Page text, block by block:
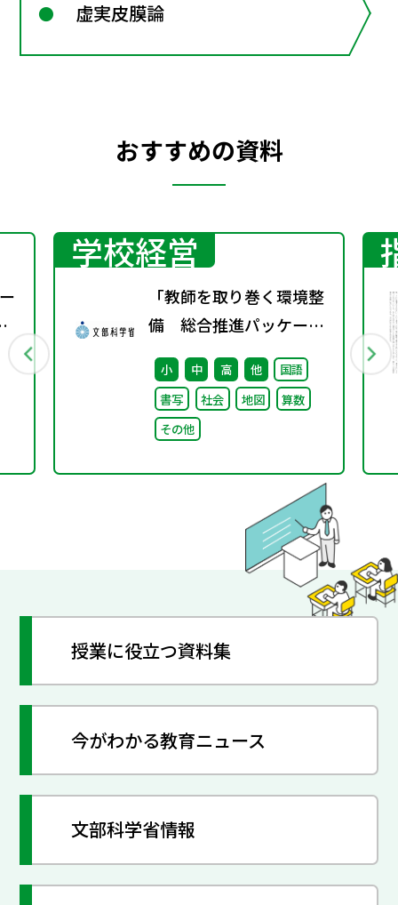
虚実皮膜論
おすすめの資料
学校経営
「教師を取り巻く環境整
備 総合推進パッケー
ジ」取りまとめ
小 中 高 他
国語
書写
社会 地図
算数
その他
授業に役立つ資料集
今がわかる教育ニュース
文部科学省情報